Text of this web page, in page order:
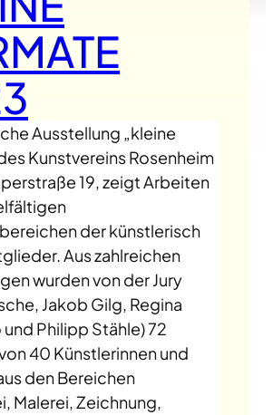
Ausstellung „kleine
Kunstvereins Rosenheim
19, zeigt Arbeiten
der künstlerisch
Aus zahlreichen
wurden von der Jury
Jakob Gilg, Regina
Philipp Stähle) 72
40 Künstlerinnen und
den Bereichen
Malerei, Zeichnung,